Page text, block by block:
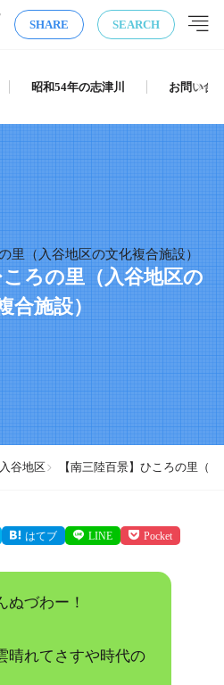
SHARE SEARCH
昭和54年の志津川 お問い合
ころの里（入谷地区の
合施設）
入谷地区 【南三陸百景】ひころの里（
はてブ LINE Pocket
ぬづわー！
晴れてさすや時代の